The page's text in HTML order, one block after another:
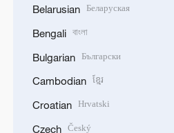
Belarusian Беларуская
Bengali বাংলা
Bulgarian Български
Cambodian ខ្មែរ
Croatian Hrvatski
Czech Český